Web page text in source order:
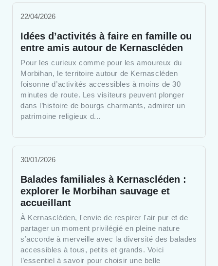
22/04/2026
Idées d’activités à faire en famille ou
entre amis autour de Kernascléden
Pour les curieux comme pour les amoureux du
Morbihan, le territoire autour de Kernascléden
foisonne d’activités accessibles à moins de 30
minutes de route. Les visiteurs peuvent plonger
dans l’histoire de bourgs charmants, admirer un
patrimoine religieux d...
30/01/2026
Balades familiales à Kernascléden :
explorer le Morbihan sauvage et
accueillant
À Kernascléden, l'envie de respirer l'air pur et de
partager un moment privilégié en pleine nature
s’accorde à merveille avec la diversité des balades
accessibles à tous, petits et grands. Voici
l’essentiel à savoir pour choisir une belle